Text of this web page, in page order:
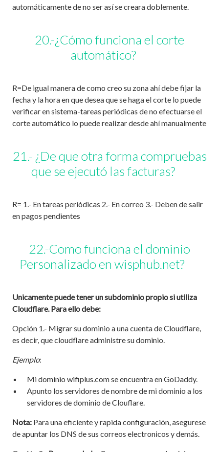
automáticamente de no ser así se creara doblemente.
20.-¿Cómo funciona el corte
automático?
R=De igual manera de como creo su zona ahí debe fijar la
fecha y la hora en que desea que se haga el corte lo puede
verificar en sistema-tareas periódicas de no efectuarse el
corte automático lo puede realizar desde ahí manualmente
21.- ¿De que otra forma compruebas
que se ejecutó las facturas?
R= 1.- En tareas periódicas 2.- En correo 3.- Deben de salir
en pagos pendientes
22.-Como funciona el dominio
Personalizado en wisphub.net?
Unicamente puede tener un subdominio propio si utiliza
Cloudflare. Para ello debe:
Opción 1.- Migrar su dominio a una cuenta de Cloudflare,
es decir, que cloudflare administre su dominio.
Ejemplo:
Mi dominio wifiplus.com se encuentra en GoDaddy.
Apunto los servidores de nombre de mi dominio a los
servidores de dominio de Clouflare.
Nota: Para una eficiente y rapida configuración, asegurese
de apuntar los DNS de sus correos electronicos y demás.